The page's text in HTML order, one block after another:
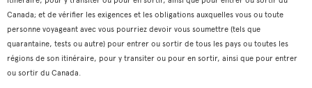
Canada; et de vérifier les exigences et les obligations auxquelles vous ou toute
personne voyageant avec vous pourriez devoir vous soumettre (tels que
quarantaine, tests ou autre) pour entrer ou sortir de tous les pays ou toutes les
régions de son itinéraire, pour y transiter ou pour en sortir, ainsi que pour entrer
ou sortir du Canada.